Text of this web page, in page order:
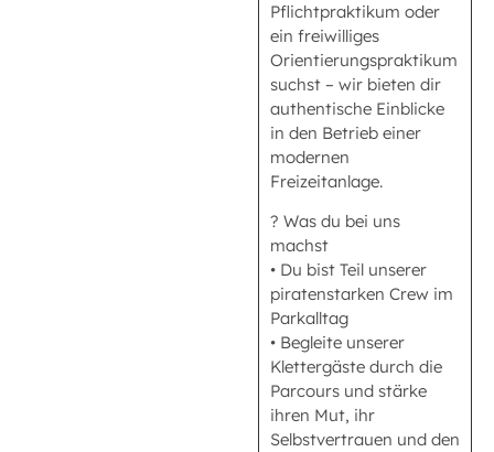
Pflichtpraktikum oder
ein freiwilliges
Orientierungspraktikum
suchst – wir bieten dir
authentische Einblicke
in den Betrieb einer
modernen
Freizeitanlage.
? Was du bei uns
machst
• Du bist Teil unserer
piratenstarken Crew im
Parkalltag
• Begleite unserer
Klettergäste durch die
Parcours und stärke
ihren Mut, ihr
Selbstvertrauen und den